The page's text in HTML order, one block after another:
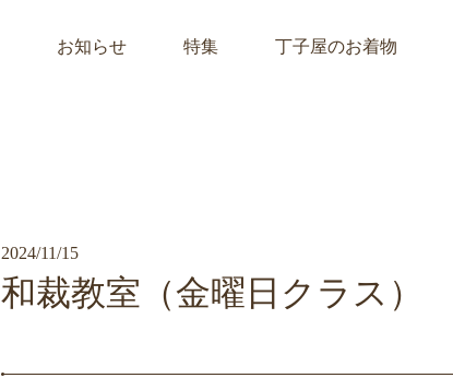
お知らせ 特集 丁子屋のお着物
2024/11/15
和裁教室（金曜日クラス）